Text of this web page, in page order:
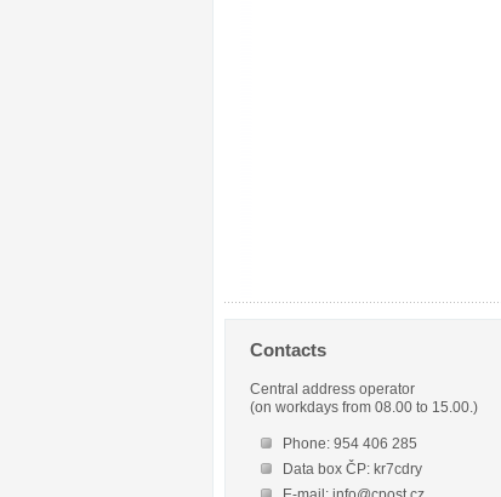
Contacts
Central address operator
(on workdays from 08.00 to 15.00.)
Phone: 954 406 285
Data box ČP: kr7cdry